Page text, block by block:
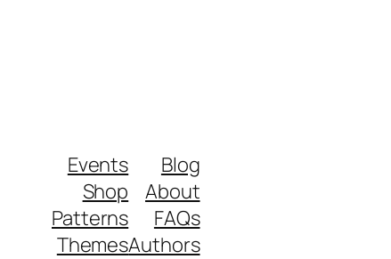
Blog
About
FAQs
Authors
Events
Shop
Patterns
Themes